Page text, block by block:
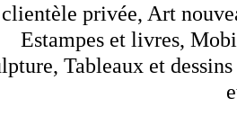
privée, Art
Estampes et livres,
Tableaux et